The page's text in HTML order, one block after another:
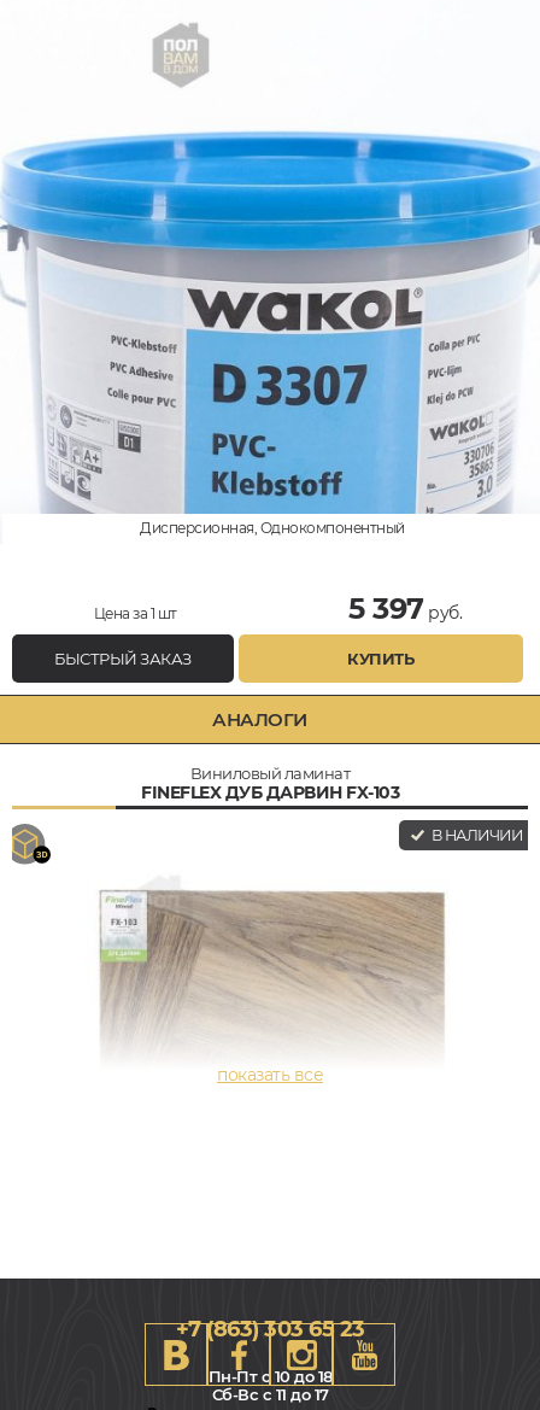
Дисперсионная, Однокомпонентный
Цена за 1 шт 5 397 руб.
БЫСТРЫЙ ЗАКАЗ КУПИТЬ
АНАЛОГИ
Виниловый ламинат
FINEFLEX ДУБ ДАРВИН FX-103
В НАЛИЧИИ
+7 (863) 303 65 23
Пн-Пт с 10 до 18
Сб-Вс с 11 до 17